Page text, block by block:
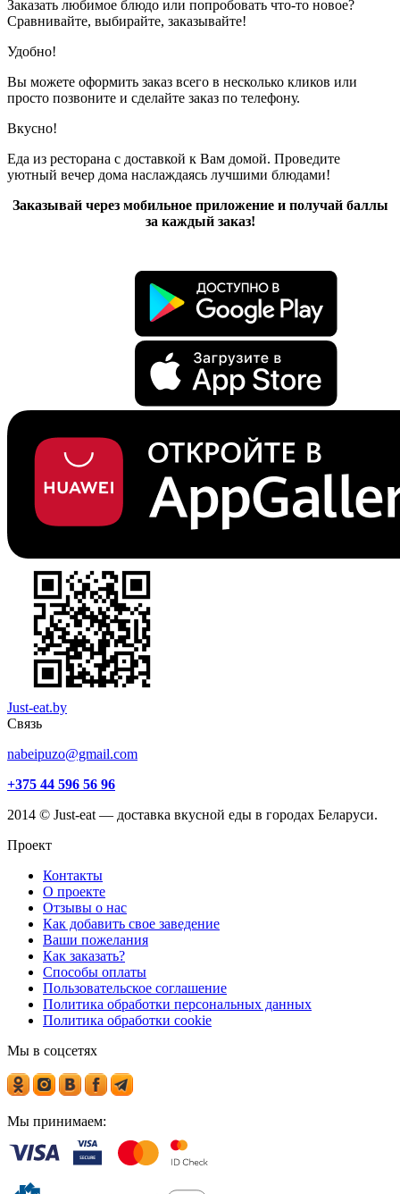
Заказать любимое блюдо или попробовать что-то новое?
Сравнивайте, выбирайте, заказывайте!
Удобно!
Вы можете оформить заказ всего в несколько кликов или
просто позвоните и сделайте заказ по телефону.
Вкусно!
Еда из ресторана с доставкой к Вам домой. Проведите
уютный вечер дома наслаждаясь лучшими блюдами!
Заказывай через мобильное приложение и получай баллы
за каждый заказ!
Just-eat.by
Связь
nabeipuzo@gmail.com
+375 44 596 56 96
2014 © Just-eat — доставка вкусной еды в городах Беларуси.
Проект
Контакты
О проекте
Отзывы о нас
Как добавить свое заведение
Ваши пожелания
Как заказать?
Способы оплаты
Пользовательское соглашение
Политика обработки персональных данных
Политика обработки cookie
Мы в соцсетях
Мы принимаем: